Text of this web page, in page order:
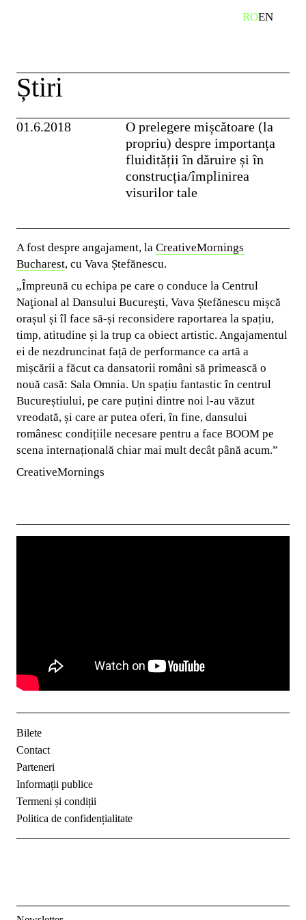
ROEN
Știri
01.6.2018
O prelegere mișcătoare (la
propriu) despre importanța
fluidității în dăruire și în
construcția/împlinirea
visurilor tale
A fost despre angajament, la CreativeMornings
Bucharest, cu Vava Ștefănescu.
„Împreună cu echipa pe care o conduce la Centrul
Naţional al Dansului Bucureşti, Vava Ștefănescu mișcă
orașul și îl face să-și reconsidere raportarea la spațiu,
timp, atitudine și la trup ca obiect artistic. Angajamentul
ei de nezdruncinat față de performance ca artă a
mișcării a făcut ca dansatorii români să primească o
nouă casă: Sala Omnia. Un spațiu fantastic în centrul
Bucureștiului, pe care puțini dintre noi l-au văzut
vreodată, și care ar putea oferi, în fine, dansului
românesc condițiile necesare pentru a face BOOM pe
scena internațională chiar mai mult decât până acum.”
CreativeMornings
Bilete
Contact
Parteneri
Informații publice
Termeni și condiții
Politica de confidențialitate